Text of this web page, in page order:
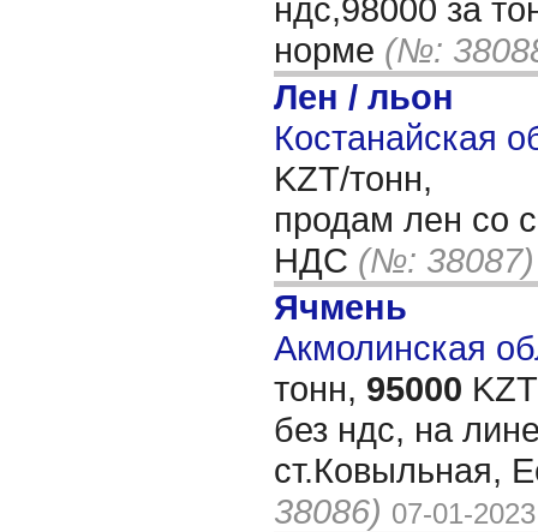
ндс,98000 за
норме (№:
Лен / льон
Костанайская
KZT/тонн,
продам лен со
НДС (№: 38087)
Ячмень
Акмолинская
тонн, 95000
без ндс, на
ст.Ковыльная,
38086) 07-01-2023